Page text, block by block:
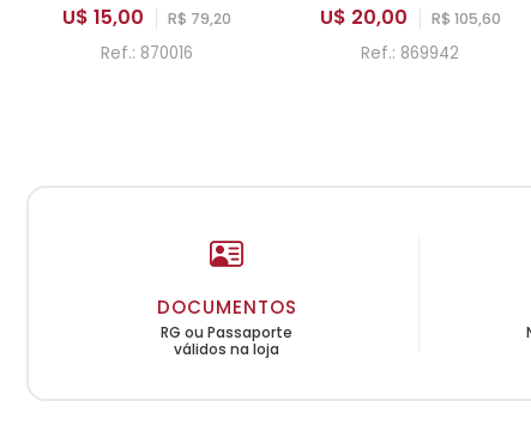
U$ 15,00 R$ 79,20
Ref.: 870016
U$ 20,00 R$ 105,60
Ref.: 869942
DOCUMENTOS
RG ou Passaporte
válidos na loja